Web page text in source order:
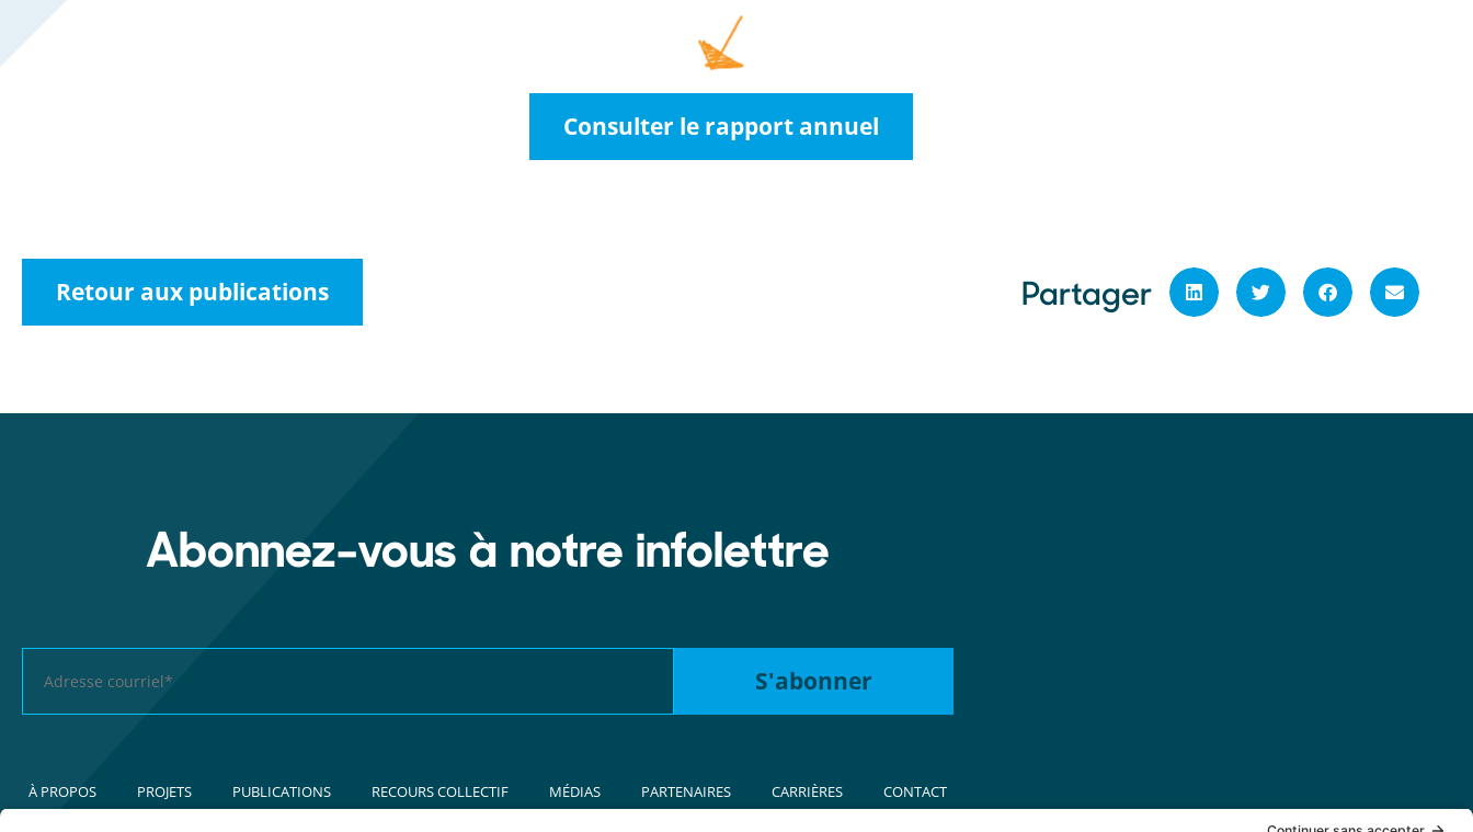
Consulter le rapport annuel
Retour aux publications Partager
Abonnez-vous à notre infolettre
À PROPOS PROJETS PUBLICATIONS RECOURS COLLECTIF MÉDIAS PARTENAIRES CARRIÈRES CONTACT